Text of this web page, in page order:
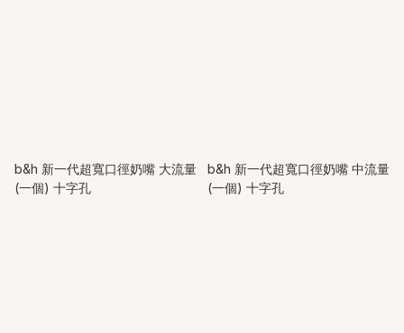
b&h 新一代超寬口徑奶嘴 大流量
(一個) 十字孔
b&h 新一代超寬口徑奶嘴 中流量
(一個) 十字孔